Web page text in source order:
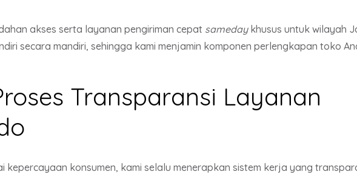
akses serta layanan pengiriman cepat samedaykhusus untuk wilayah
secara mandiri, sehingga kami menjamin komponen perlengkapan toko
Transparansi Layanan
kepercayaan konsumen, kami selalu menerapkan sistem kerja yang